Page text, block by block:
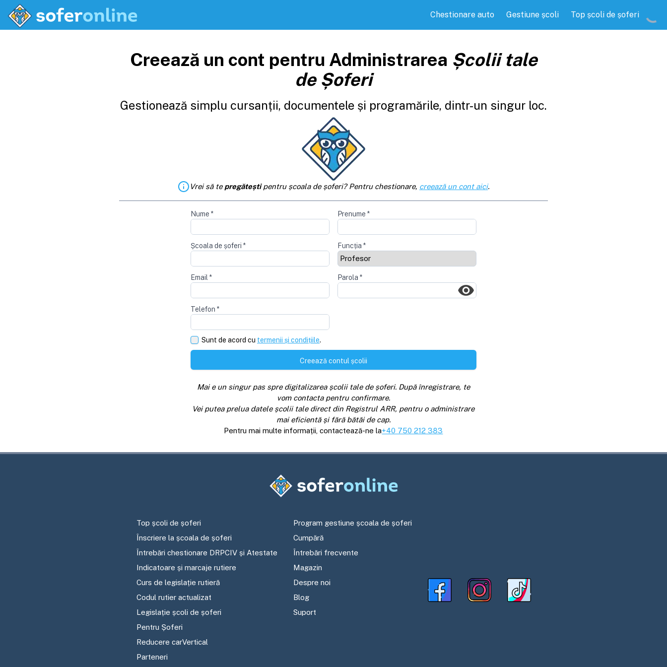
Chestionare auto Gestiune școli Top școli de șoferi
Creează un cont pentru Administrarea Școlii tale
de Șoferi
Gestionează simplu cursanții, documentele și programările, dintr-un singur loc.
Vrei să te pregăteștipentru școala de șoferi? Pentru chestionare, creează un cont aici.
Nume * Prenume *
Școala de șoferi * Funcția *
Email * Parola *
Telefon *
Sunt de acord cu termenii și condițiile.
Creează contul școlii
Mai e un singur pas spre digitalizarea școlii tale de șoferi. După înregistrare, te
vom contacta pentru confirmare.
Vei putea prelua datele școlii tale direct din Registrul ARR, pentru o administrare
mai eficientă și fără bătăi de cap.
Pentru mai multe informații, contactează-ne la+40 750 212 383
Top școli de șoferi
Înscriere la școala de șoferi
Întrebări chestionare DRPCIV și Atestate
Indicatoare și marcaje rutiere
Curs de legislație rutieră
Codul rutier actualizat
Legislație școli de șoferi
Pentru Șoferi
Reducere carVertical
Parteneri
Program gestiune școala de șoferi
Cumpără
Întrebări frecvente
Magazin
Despre noi
Blog
Suport